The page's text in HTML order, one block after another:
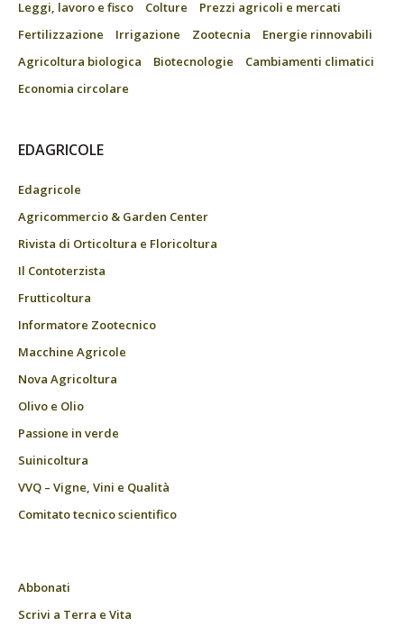
Leggi, lavoro e fisco
Colture
Prezzi agricoli e mercati
Fertilizzazione
Irrigazione Zootecnia
Energie rinnovabili
Agricoltura biologica
Biotecnologie
Cambiamenti climatici
Economia circolare
EDAGRICOLE
Edagricole
Agricommercio & Garden Center
Rivista di Orticoltura e Floricoltura
Il Contoterzista
Frutticoltura
Informatore Zootecnico
Macchine Agricole
Nova Agricoltura
Olivo e Olio
Passione in verde
Suinicoltura
VVQ – Vigne, Vini e Qualità
Comitato tecnico scientifico
Abbonati
Scrivi a Terra e Vita